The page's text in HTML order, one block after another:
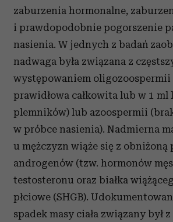
zaburzenia hormonalne,
i prawdopodobnie pogorszenie
nasienia. W jednych z badań
nadwaga była związana z
występowaniem oligozoospermii
prawidłowa całkowita lub w 1 ml
plemników) lub azoospermii
w próbce nasienia). Nadmierna
u mężczyzn wiąże się z
androgenów (tzw. hormonów
testosteronu oraz białka
płciowe (SHGB).
spadek masy ciała związany był